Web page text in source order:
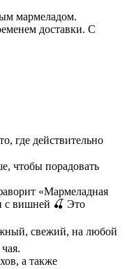
мармеладом.
доставки. С
где действительно
чтобы порадовать
«Мармеладная
с вишней 🍒 Это
свежий, на любой
а также